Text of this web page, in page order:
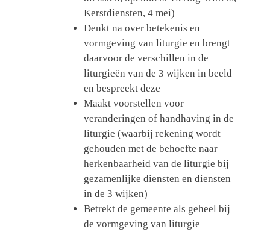
Kerstdiensten, 4 mei)
Denkt na over betekenis en
vormgeving van liturgie en brengt
daarvoor de verschillen in de
liturgieën van de 3 wijken in beeld
en bespreekt deze
Maakt voorstellen voor
veranderingen of handhaving in de
liturgie (waarbij rekening wordt
gehouden met de behoefte naar
herkenbaarheid van de liturgie bij
gezamenlijke diensten en diensten
in de 3 wijken)
Betrekt de gemeente als geheel bij
de vormgeving van liturgie